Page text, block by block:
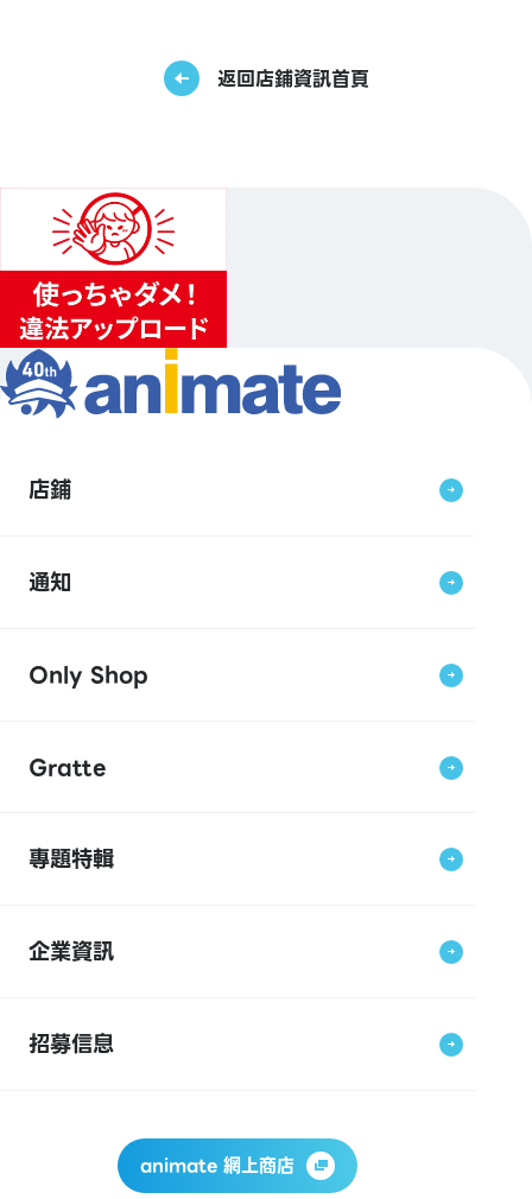
返回店鋪資訊首頁
店鋪
通知
Only Shop
Gratte
專題特輯
企業資訊
招募信息
animate 網上商店